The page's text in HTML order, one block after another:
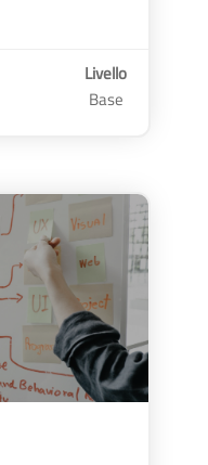
Livello
Base